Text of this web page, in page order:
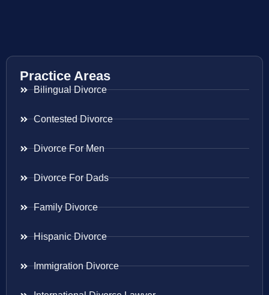
Practice Areas
Bilingual Divorce
Contested Divorce
Divorce For Men
Divorce For Dads
Family Divorce
Hispanic Divorce
Immigration Divorce